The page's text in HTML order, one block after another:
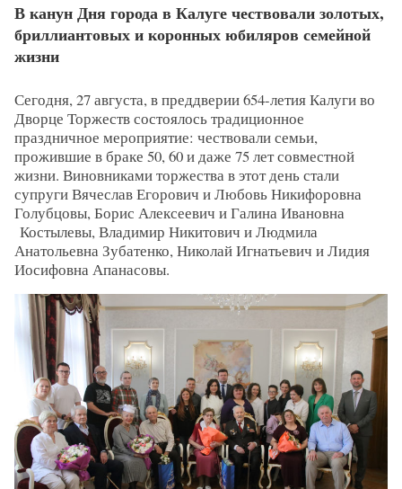
В канун Дня города в Калуге чествовали золотых,
бриллиантовых и коронных юбиляров семейной
жизни
Сегодня, 27 августа, в преддверии 654-летия Калуги во
Дворце Торжеств состоялось традиционное
праздничное мероприятие: чествовали семьи,
прожившие в браке 50, 60 и даже 75 лет совместной
жизни. Виновниками торжества в этот день стали
супруги Вячеслав Егорович и Любовь Никифоровна
Голубцовы, Борис Алексеевич и Галина Ивановна
Костылевы, Владимир Никитович и Людмила
Анатольевна Зубатенко, Николай Игнатьевич и Лидия
Иосифовна Апанасовы.